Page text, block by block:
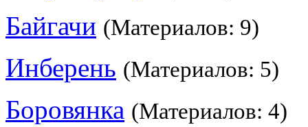
Байгачи (Материалов: 9)
Инберень (Материалов: 5)
Боровянка (Материалов: 4)